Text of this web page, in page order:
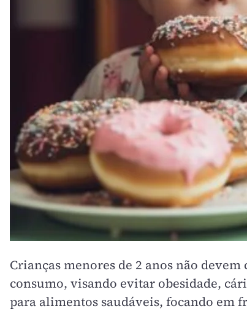
Crianças menores de 2 anos não
consumo, visando evitar obesidade,
para alimentos saudáveis, focando em